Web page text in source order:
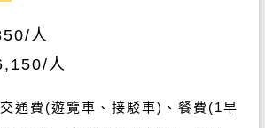
人
人
通費 (遊覽車、接駁車) 、餐費(1早